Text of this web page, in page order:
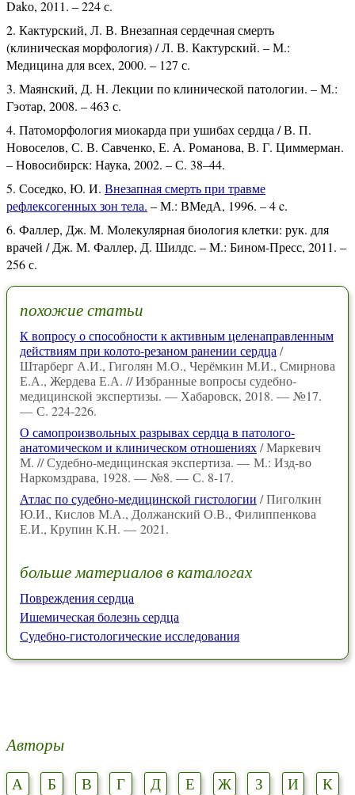
Dakо, 2011. – 224 с.
Кактурский, Л. В. Внезапная сердечная смерть
(клиническая морфология) / Л. В. Кактурский. – М.:
Медицина для всех, 2000. – 127 с.
Маянский, Д. Н. Лекции по клинической патологии. – М.:
Гэотар, 2008. – 463 с.
Патоморфология миокарда при ушибах сердца / В. П.
Новоселов, С. В. Савченко, Е. А. Романова, В. Г. Циммерман.
– Новосибирск: Наука, 2002. – С. 38–44.
Соседко, Ю. И. Внезапная смерть при травме
рефлексогенных зон тела. – М.: ВМедА, 1996. – 4 c.
Фаллер, Дж. М. Молекулярная биология клетки: рук. для
врачей / Дж. М. Фаллер, Д. Шилдс. – М.: Бином-Пресс, 2011. –
256 с.
похожие статьи
К вопросу о способности к активным целенаправленным
действиям при колото-резаном ранении сердца/
Штарберг А.И., Гиголян М.О., Черёмкин М.И., Смирнова
Е.А., Жердева Е.А. // Избранные вопросы судебно-
медицинской экспертизы. — Хабаровск, 2018. — №17.
— С. 224-226.
О самопроизвольных разрывах сердца в патолого-
анатомическом и клиническом отношениях/ Маркевич
М. // Судебно-медицинская экспертиза. — М.: Изд-во
Наркомздрава, 1928. — №8. — С. 8-17.
Атлас по судебно-медицинской гистологии / Пиголкин
Ю.И., Кислов М.А., Должанский О.В., Филиппенкова
Е.И., Крупин К.Н. — 2021.
больше материалов в каталогах
Повреждения сердца
Ишемическая болезнь сердца
Судебно-гистологические исследования
Авторы
А Б В Г Д Е Ж З И
К